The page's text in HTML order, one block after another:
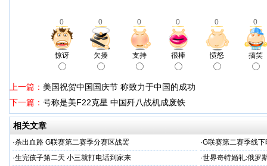
0 0 0 0 0 0
惊讶 欠揍 支持 很棒 愤怒 搞笑
上一篇： 美国祝贺中国国庆节 称致力于中国的成功
下一篇： 号称是美F22克星 中国歼八战机成废铁
相关文章
·杀出血路 G联赛第二赛季分赛区战罢 ·G联赛第二赛季线
·生完孩子第二天 小三就打电话到家来 ·世界奇特婚礼:俄罗